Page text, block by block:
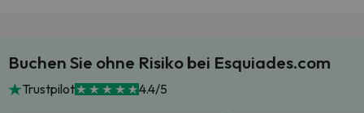
Buchen Sie ohne Risiko bei Esquiades.com
Trustpilot 4.4/5